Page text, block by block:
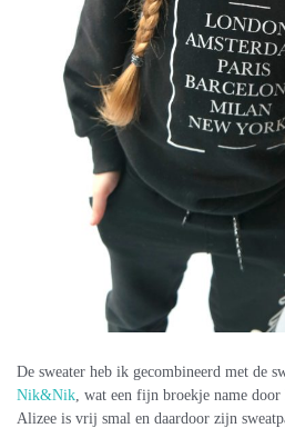
De sweater heb ik gecombineerd met de
Nik&Nik , wat een fijn broekje name
Alizee is vrij smal en daardoor zijn